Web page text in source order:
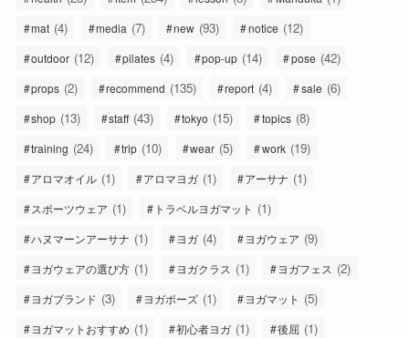
mat (4) media (7) new (93) notice (12)
outdoor (12) pilates (4) pop-up (14) pose (42)
props (2) recommend (135) report (4) sale (6)
shop (13) staff (43) tokyo (15) topics (8)
training (24) trip (10) wear (5) work (19)
アロマオイル (1) アロマヨガ (1) アーサナ (1)
スポーツウェア (1) トラベルヨガマット (1)
ハヌマーンアーサナ (1) ヨガ (4) ヨガウェア (9)
ヨガウェアの選び方 (1) ヨガクラス (1) ヨガフェス (2)
ヨガブランド (3) ヨガポーズ (1) ヨガマット (5)
ヨガマットおすすめ (1) 初心者ヨガ (1) 後屈 (1)